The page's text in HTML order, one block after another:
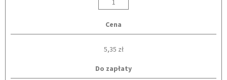
Cena
5,35 zł
Do zapłaty